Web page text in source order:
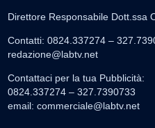
Direttore Responsabile Dott.ssa
Contatti: 0824.337274 –
redazione@labtv.net
Contattaci per la tua Pubblicità:
0824.337274 – 327.7390733
email: commerciale@labtv.net